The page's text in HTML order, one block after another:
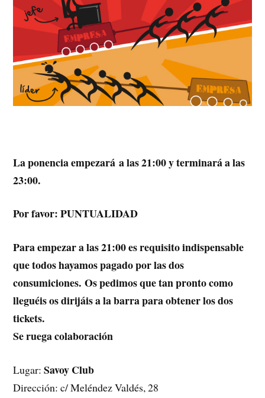
La ponencia empezará a las 21:00 y terminará a las
23:00.
Por favor: PUNTUALIDAD
Para empezar a las 21:00 es requisito indispensable
que todos hayamos pagado por las dos
consumiciones.Os pedimos que tan pronto como
lleguéis os dirijáis a la barra para obtener los dos
tickets.
Se ruega colaboración
Lugar:Savoy Club
Dirección: c/ Meléndez Valdés, 28